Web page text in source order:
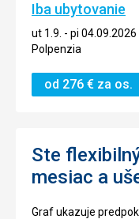
Iba ubytovanie
ut 1.9. - pi 04.09.2026
Polpenzia
od 276 € za os.
Ste
mesiac a
Graf ukazuje